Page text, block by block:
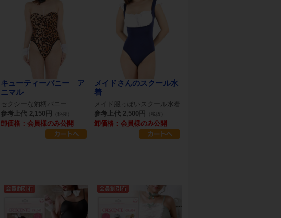
キューティーバニー ア
ニマル
セクシーな豹柄バニー
参考上代 2,150円
（税抜）
卸価格：会員様のみ公開
メイドさんのスクール水
着
メイド服っぽいスクール水着
参考上代 2,500円
（税抜）
卸価格：会員様のみ公開